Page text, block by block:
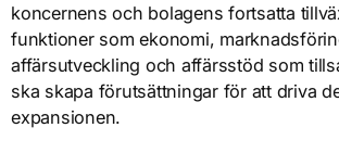
koncernens och bolagens fortsatta
funktioner som ekonomi,
affärsutveckling och affärsstöd som
ska skapa förutsättningar för att driva
expansionen.